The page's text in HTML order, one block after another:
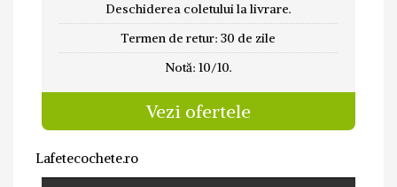
Deschiderea coletului la livrare.
Termen de retur: 30 de zile
Notă: 10/10.
Vezi ofertele
Lafetecochete.ro